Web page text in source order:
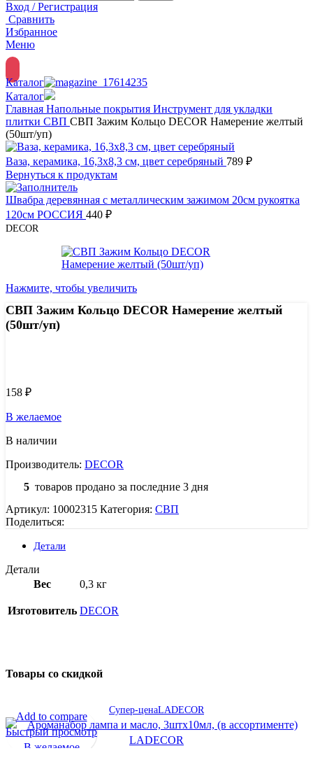
Вход / Регистрация
Сравнить
Избранное
Меню
Каталог
Каталог
Главная Напольные покрытия Инструмент для укладки
плитки СВП СВП Зажим Кольцо DECOR Намерение желтый
(50шт/уп)
Ваза, керамика, 16,3х8,3 см, цвет серебряный 789 ₽
Вернуться к продуктам
Швабра деревянная с металлическим зажимом 20см рукоятка
120см РОССИЯ 440 ₽
DECOR
Нажмите, чтобы увеличить
СВП Зажим Кольцо DECOR Намерение желтый
(50шт/уп)
158 ₽
В желаемое
В наличии
Производитель: DECOR
5 товаров продано за последние 3 дня
Артикул: 10002315 Категория: СВП
Поделиться:
Детали
Детали
Вес
0,3 кг
Изготовитель DECOR
Товары со скидкой
Супер-ценаLADECOR
Add to compare
Быстрый просмотр
В желаемое